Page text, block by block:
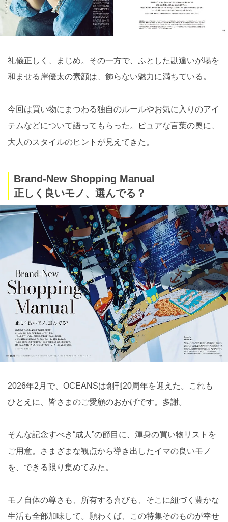
礼儀正しく、まじめ。その一方で、ふとした勘違いが場を
和ませる岸優太の素顔は、飾らない魅力に満ちている。
今回は買い物にまつわる独自のルールやお気に入りのアイ
テムなどについて語ってもらった。ピュアな言葉の奥に、
大人のスタイルのヒントが見えてきた。
Brand-New Shopping Manual
正しく良いモノ、選んでる？
2026年2月で、OCEANSは創刊20周年を迎えた。これも
ひとえに、皆さまのご愛顧のおかげです。多謝。
そんな記念すべき“成人”の節目に、渾身の買い物リストを
ご用意。さまざまな観点から導き出したイマの良いモノ
を、できる限り集めてみた。
モノ自体の尊さも、所有する喜びも、そこに紐づく豊かな
生活も全部加味して。願わくば、この特集そのものが幸せ